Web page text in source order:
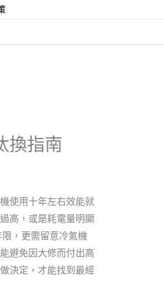
換指南
使用十年左右效能就
高，或是耗電量明顯
，更需留意冷氣機
避免因大修而付出高
決定，才能找到最經